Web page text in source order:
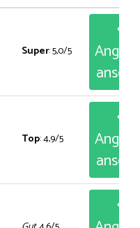
Super: 5,0/5
Top: 4,9/5